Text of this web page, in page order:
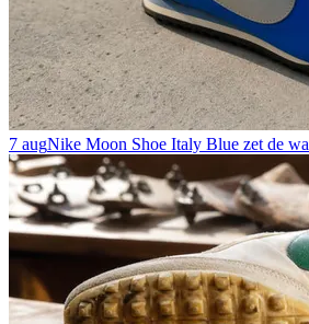
7 augNike Moon Shoe Italy Blue zet de